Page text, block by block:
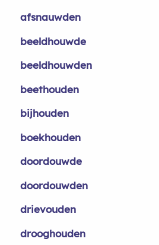
afsnauwden
beeldhouwde
beeldhouwden
beethouden
bijhouden
boekhouden
doordouwde
doordouwden
drievouden
drooghouden